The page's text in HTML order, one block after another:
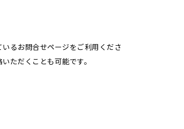
るお問合せページをご利用くださ
ただくことも可能です。